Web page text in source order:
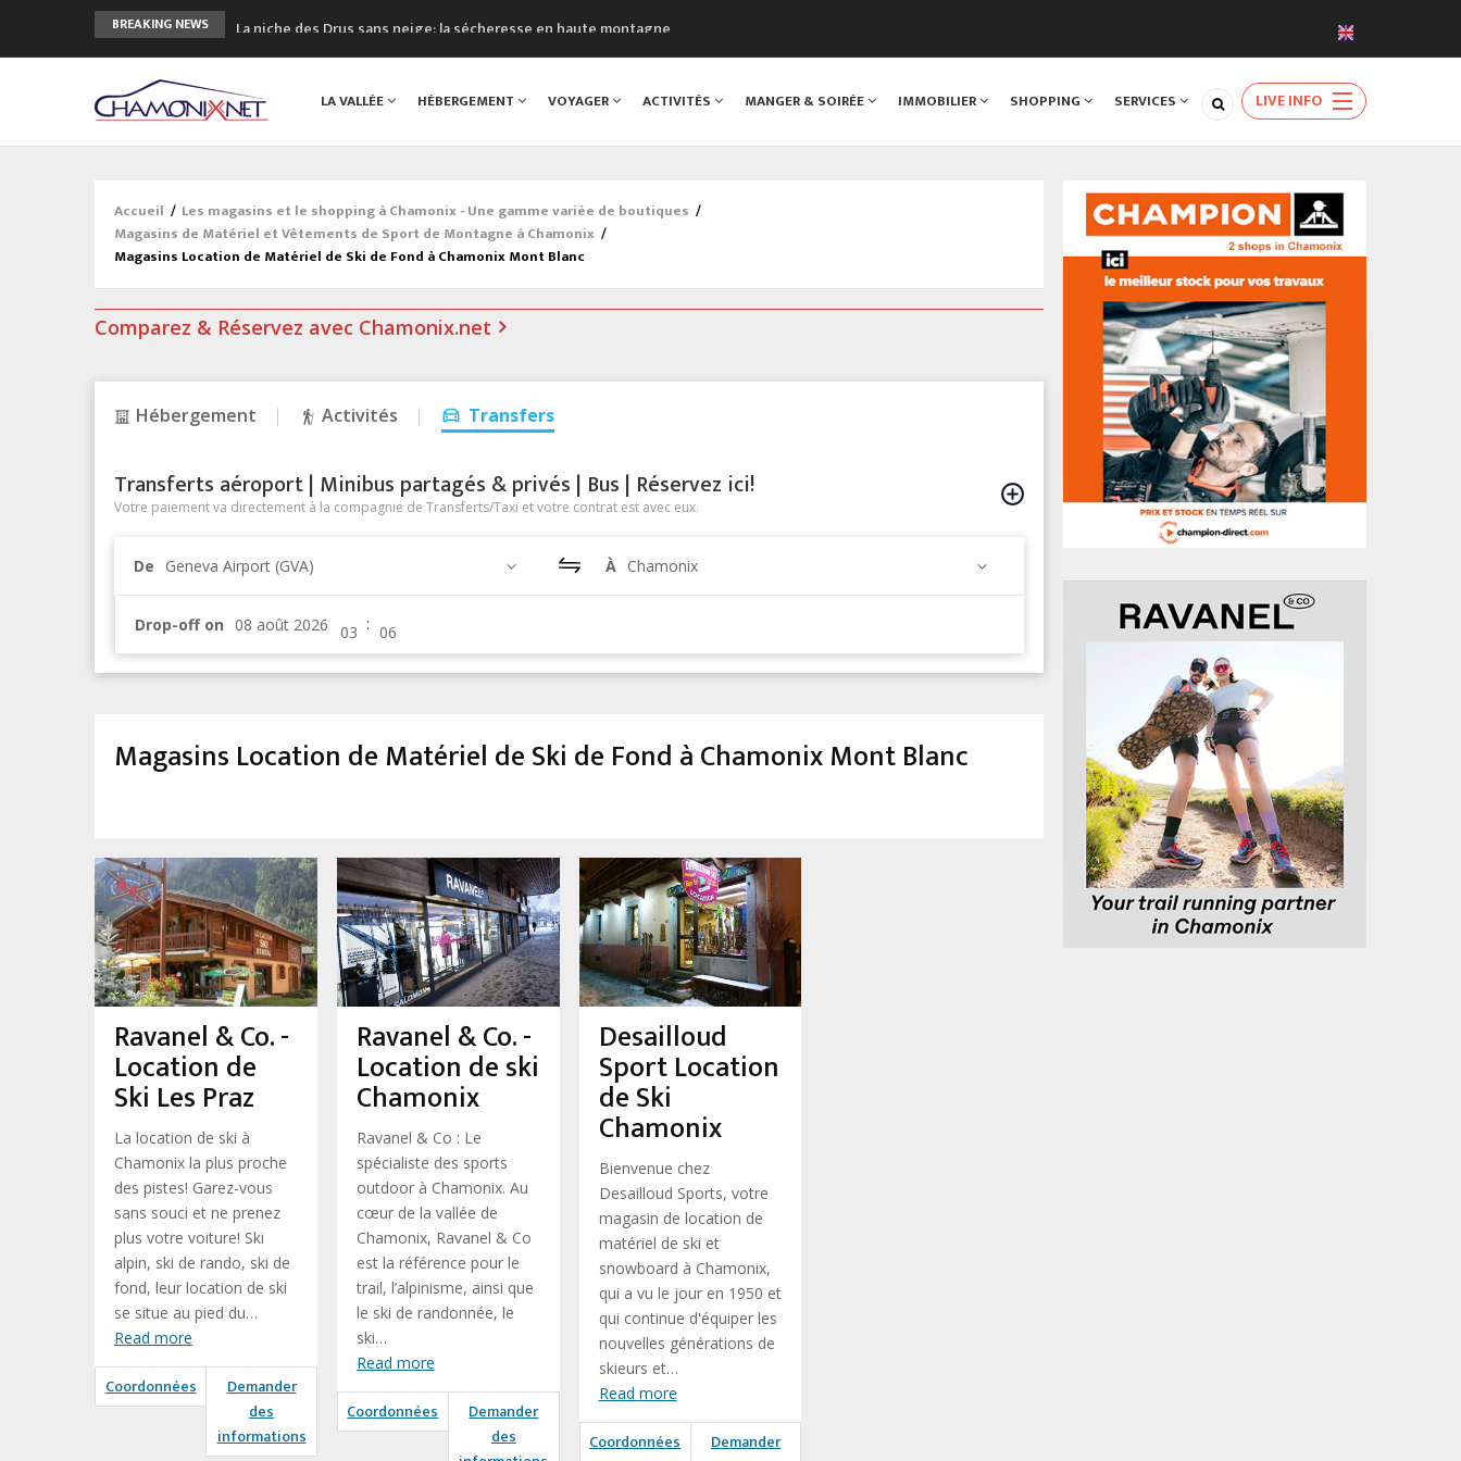
BREAKING NEWS
La niche des Drus sans neige: la sécheresse en haute montagne
Craft ouvre un nouveau magasin de course à pied à Chamonix
3eme Chamonix Vallée Classics Festival
LA VALLÉE HÉBERGEMENT VOYAGER ACTIVITÉS MANGER & SOIRÉE IMMOBILIER SHOPPING SERVICES LIVE INFO
Accueil / Les magasins et le shopping à Chamonix - Une gamme variée de boutiques /
Magasins de Matériel et Vêtements de Sport de Montagne à Chamonix /
Magasins Location de Matériel de Ski de Fond à Chamonix Mont Blanc
Comparez & Réservez avec Chamonix.net
Hébergement Activités Transfers
Transferts aéroport | Minibus partagés & privés | Bus | Réservez ici!
Votre paiement va directement à la compagnie de Transferts/Taxi et votre contrat est avec eux.
De Geneva Airport (GVA) À Chamonix
Drop-off on :
Magasins Location de Matériel de Ski de Fond à Chamonix Mont Blanc
Ravanel & Co. -
Location de
Ski Les Praz
La location de ski à
Chamonix la plus proche
des pistes! Garez-vous
sans souci et ne prenez
plus votre voiture! Ski
alpin, ski de rando, ski de
fond, leur location de ski
se situe au pied du…
Read more
Coordonnées
Demander
des
informations
Ravanel & Co. -
Location de ski
Chamonix
Ravanel & Co : Le
spécialiste des sports
outdoor à Chamonix. Au
cœur de la vallée de
Chamonix, Ravanel & Co
est la référence pour le
trail, l’alpinisme, ainsi que
le ski de randonnée, le
ski…
Read more
Coordonnées
Demander
des
Desailloud
Sport Location
de Ski
Chamonix
Bienvenue chez
Desailloud Sports, votre
magasin de location de
matériel de ski et
snowboard à Chamonix,
qui a vu le jour en 1950 et
qui continue d'équiper les
nouvelles générations de
skieurs et…
Read more
Coordonnées
Demander